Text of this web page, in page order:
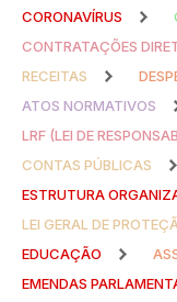
CORONAVÍRUS
CONTRATAÇÕES
RECEITAS
ATOS NORMATIVOS
LRF (LEI DE
CONTAS PÚBLICAS
ESTRUTURA
LEI GERAL DE
EDUCAÇÃO
EMENDAS